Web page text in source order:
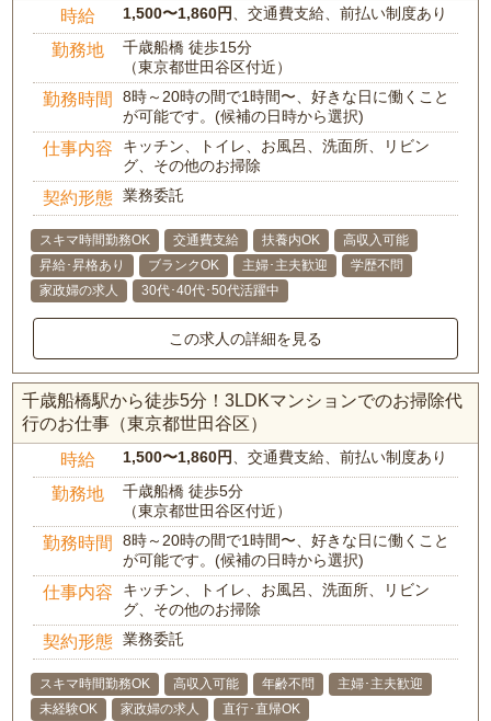
時給 1,500〜1,860円 、交通費支給、前払い制度あり
勤務地
千歳船橋 徒歩15分
（東京都世田谷区付近）
勤務時間
8時～20時の間で1時間〜、好きな日に働くこと
が可能です。(候補の日時から選択)
仕事内容
キッチン、トイレ、お風呂、洗面所、リビン
グ、その他のお掃除
契約形態 業務委託
スキマ時間勤務OK 交通費支給 扶養内OK
高収入可能
昇給･昇格あり
ブランクOK 主婦･主夫歓迎
学歴不問
家政婦の求人
30代･40代･50代活躍中
この求人の詳細を見る
千歳船橋駅から徒歩5分！3LDKマンションでのお掃除代
行のお仕事（東京都世田谷区）
時給 1,500〜1,860円 、交通費支給、前払い制度あり
勤務地
千歳船橋 徒歩5分
（東京都世田谷区付近）
勤務時間
8時～20時の間で1時間〜、好きな日に働くこと
が可能です。(候補の日時から選択)
仕事内容
キッチン、トイレ、お風呂、洗面所、リビン
グ、その他のお掃除
契約形態 業務委託
スキマ時間勤務OK 高収入可能 年齢不問
主婦･主夫歓迎
未経験OK
家政婦の求人 直行･直帰OK